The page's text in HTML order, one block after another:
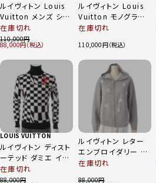
ルイヴィトン Louis
Vuitton メンズ シュ
プリーム サンチュー
ル LVイニシャル ベル
ト MP016 ブラウン
90
在庫切れ
110,000
88,000
ルイヴィトン Louis
Vuitton モノグラム
キャンバス レモン ポ
グチャーム M81197
イエロー
在庫切れ
110,000
LOUIS VUITTON
ルイヴィトン ディスト
ーテッド ダミエ イン
タルシア タートルネ
ック ニット ブラック
在庫切れ
88,000
ルイヴィトン レター
エンブロイダリー ジ
ップアップ コットン
在庫切れ
88,000